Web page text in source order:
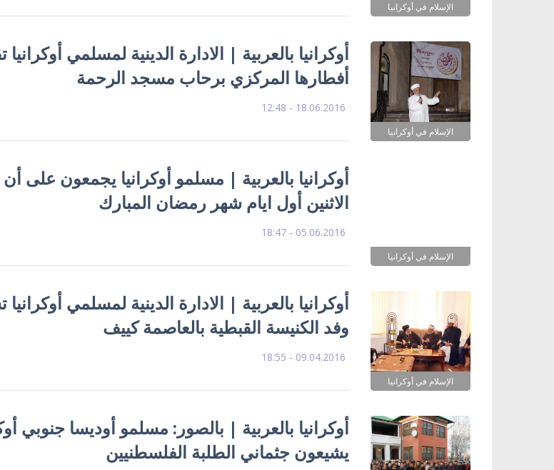
الإسلام في أوكرانيا
الإسلام في أوكرانيا
أوكرانيا بالعربية | الادارة الدينية لمسلمي أوكرانيا
أفطارها المركزي برحاب مسجد الرحمة
18.06.2016 - 12:48
الإسلام في أوكرانيا
أوكرانيا بالعربية | مسلمو أوكرانيا يجمعون على
الاثنين أول ايام شهر رمضان المبارك
05.06.2016 - 18:47
الإسلام في أوكرانيا
أوكرانيا بالعربية | الادارة الدينية لمسلمي
وفد الكنيسة القبطية بالعاصمة كييف
09.04.2016 - 18:55
أوكرانيا بالعربية | بالصور: مسلمو أوديسا جنوبي
يشيعون جثماني الطلبة الفلسطنيين